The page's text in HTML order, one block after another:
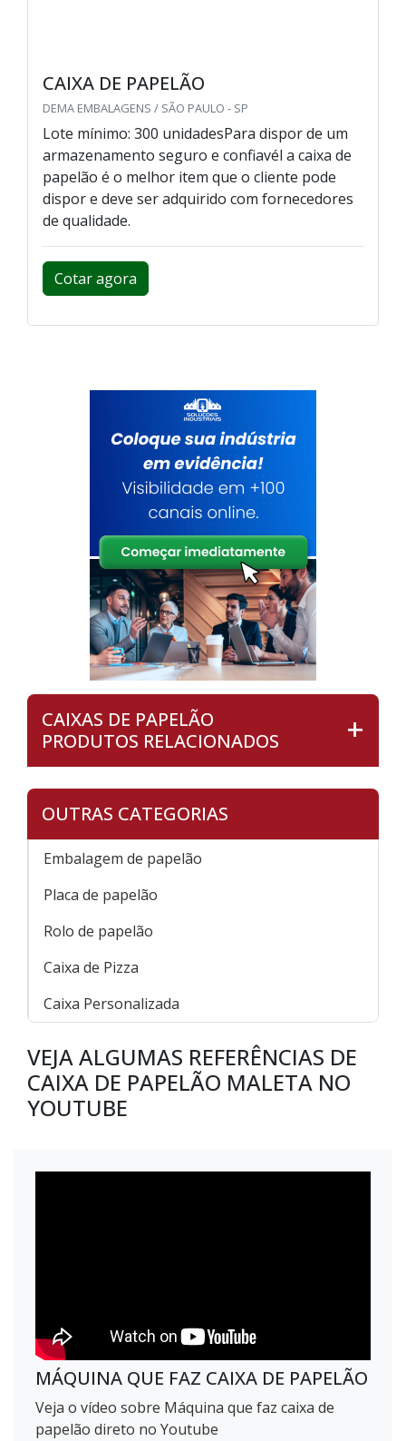
CAIXA DE PAPELÃO
DEMA EMBALAGENS / SÃO PAULO - SP
Lote mínimo: 300 unidadesPara dispor de um
armazenamento seguro e confiavél a caixa de
papelão é o melhor item que o cliente pode
dispor e deve ser adquirido com fornecedores
de qualidade.
Cotar agora
CAIXAS DE PAPELÃO
PRODUTOS RELACIONADOS
OUTRAS CATEGORIAS
Embalagem de papelão
Placa de papelão
Rolo de papelão
Caixa de Pizza
Caixa Personalizada
VEJA ALGUMAS REFERÊNCIAS DE
CAIXA DE PAPELÃO MALETA NO
YOUTUBE
MÁQUINA QUE FAZ CAIXA DE PAPELÃO
Veja o vídeo sobre Máquina que faz caixa de
papelão direto no Youtube